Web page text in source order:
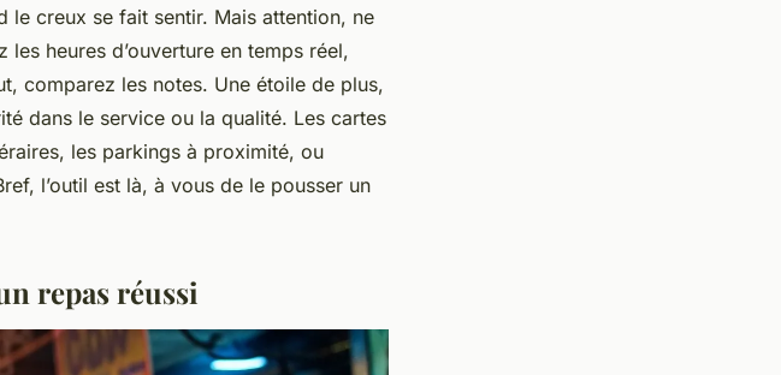
le creux se fait sentir. Mais attention, ne
heures d’ouverture en temps réel,
comparez les notes. Une étoile de plus,
dans le service ou la qualité. Les cartes
les parkings à proximité, ou
l’outil est là, à vous de le pousser un
repas réussi